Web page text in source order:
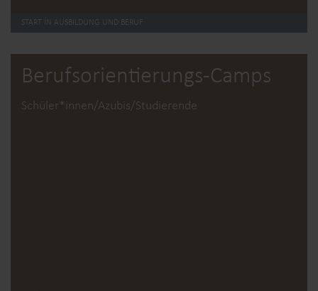
START ÍN AUSBILDUNG UND BERUF
Berufsorientie­rungs-Camps
Schüler*innen/Azubis/Studierende